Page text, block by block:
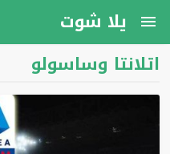
يلا شوت
اتلانتا وساسولو